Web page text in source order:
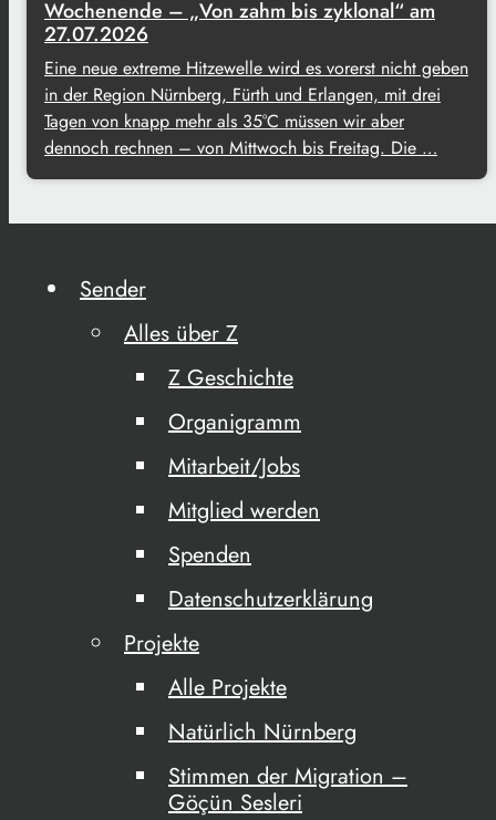
Wochenende – „Von zahm bis zyklonal“ am
27.07.2026
Eine neue extreme Hitzewelle wird es vorerst nicht geben
in der Region Nürnberg, Fürth und Erlangen, mit drei
Tagen von knapp mehr als 35°C müssen wir aber
dennoch rechnen – von Mittwoch bis Freitag. Die …
Sender
Alles über Z
Z Geschichte
Organigramm
Mitarbeit/Jobs
Mitglied werden
Spenden
Datenschutzerklärung
Projekte
Alle Projekte
Natürlich Nürnberg
Stimmen der Migration –
Göçün Sesleri